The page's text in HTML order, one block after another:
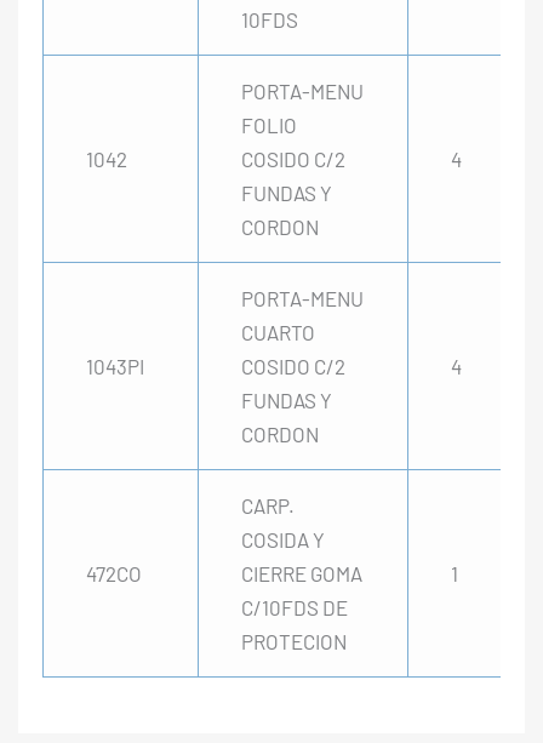
10FDS
1042
PORTA-MENU
FOLIO
COSIDO C/2
FUNDAS Y
CORDON
4
1043PI
PORTA-MENU
CUARTO
COSIDO C/2
FUNDAS Y
CORDON
4
472CO
CARP.
COSIDA Y
CIERRE GOMA
C/10FDS DE
PROTECION
1